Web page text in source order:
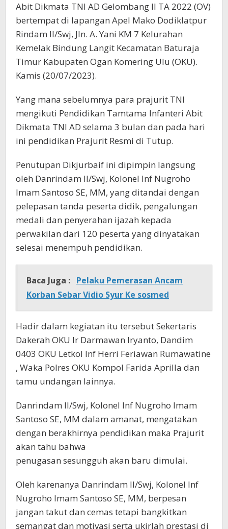
Abit Dikmata TNI AD Gelombang ll TA 2022 (OV)
bertempat di lapangan Apel Mako Dodiklatpur
Rindam II/Swj, Jln. A. Yani KM 7 Kelurahan
Kemelak Bindung Langit Kecamatan Baturaja
Timur Kabupaten Ogan Komering Ulu (OKU).
Kamis (20/07/2023).
Yang mana sebelumnya para prajurit TNI
mengikuti Pendidikan Tamtama Infanteri Abit
Dikmata TNI AD selama 3 bulan dan pada hari
ini pendidikan Prajurit Resmi di Tutup.
Penutupan Dikjurbaif ini dipimpin langsung
oleh Danrindam II/Swj, Kolonel Inf Nugroho
Imam Santoso SE, MM, yang ditandai dengan
pelepasan tanda peserta didik, pengalungan
medali dan penyerahan ijazah kepada
perwakilan dari 120 peserta yang dinyatakan
selesai menempuh pendidikan.
Baca Juga : Pelaku Pemerasan Ancam
Korban Sebar Vidio Syur Ke sosmed
Hadir dalam kegiatan itu tersebut Sekertaris
Dakerah OKU Ir Darmawan Iryanto, Dandim
0403 OKU Letkol Inf Herri Feriawan Rumawatine
, Waka Polres OKU Kompol Farida Aprilla dan
tamu undangan lainnya.
Danrindam II/Swj, Kolonel Inf Nugroho Imam
Santoso SE, MM dalam amanat, mengatakan
dengan berakhirnya pendidikan maka Prajurit
akan tahu bahwa
penugasan sesungguh akan baru dimulai.
Oleh karenanya Danrindam II/Swj, Kolonel Inf
Nugroho Imam Santoso SE, MM, berpesan
jangan takut dan cemas tetapi bangkitkan
semangat dan motivasi serta ukirlah prestasi di